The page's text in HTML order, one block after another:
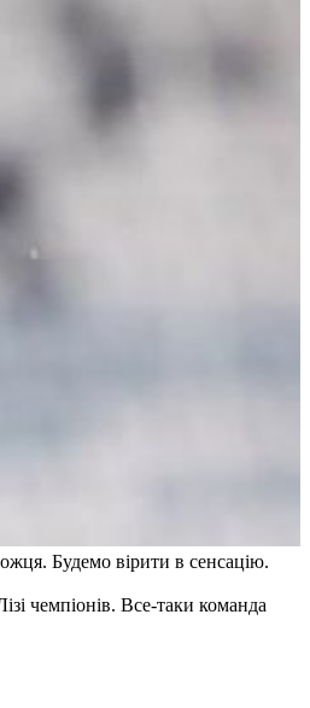
Будемо вірити в сенсацію.
чемпіонів. Все-таки команда